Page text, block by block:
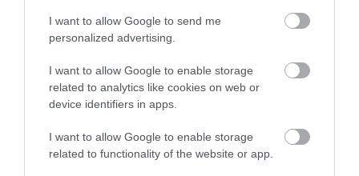
I want to allow Google to send me
personalized advertising.
I want to allow Google to enable storage
related to analytics like cookies on web or
device identifiers in apps.
I want to allow Google to enable storage
related to functionality of the website or app.
Στέισι Καρανικολάου: Η
Ελληνοαμερικανή influencer πόζαρε με
χρυσό μπικίνι & αποθεώθηκε για τις
καμπύλες της (φωτο)